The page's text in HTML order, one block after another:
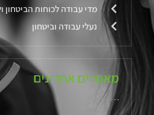
מדי עבודה לכוחות הביטחון
נעלי עבודה וביטחון
מאמרים אחרונים